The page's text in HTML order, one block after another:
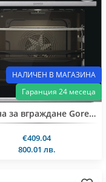
НАЛИЧЕН В МАГАЗИНА
Гаранция 24 месеца
Фурна за вграждане Gorenje BOS6747A09BG0T
€409.04
800.01 лв.